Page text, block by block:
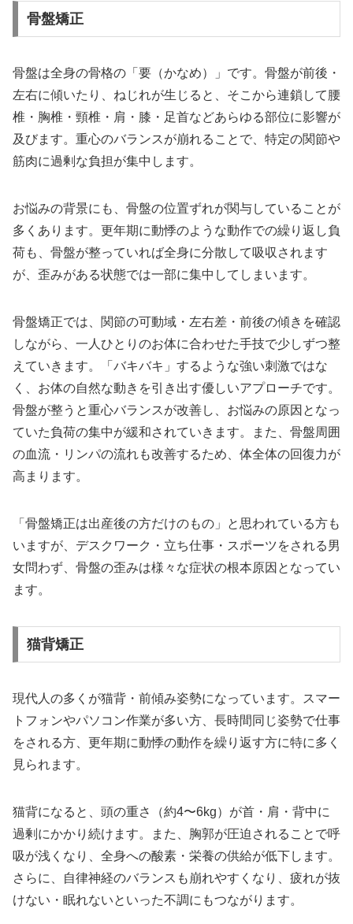
骨盤矯正
骨盤は全身の骨格の「要（かなめ）」です。骨盤が前後・
左右に傾いたり、ねじれが生じると、そこから連鎖して腰
椎・胸椎・頸椎・肩・膝・足首などあらゆる部位に影響が
及びます。重心のバランスが崩れることで、特定の関節や
筋肉に過剰な負担が集中します。
お悩みの背景にも、骨盤の位置ずれが関与していることが
多くあります。更年期に動悸のような動作での繰り返し負
荷も、骨盤が整っていれば全身に分散して吸収されます
が、歪みがある状態では一部に集中してしまいます。
骨盤矯正では、関節の可動域・左右差・前後の傾きを確認
しながら、一人ひとりのお体に合わせた手技で少しずつ整
えていきます。「バキバキ」するような強い刺激ではな
く、お体の自然な動きを引き出す優しいアプローチです。
骨盤が整うと重心バランスが改善し、お悩みの原因となっ
ていた負荷の集中が緩和されていきます。また、骨盤周囲
の血流・リンパの流れも改善するため、体全体の回復力が
高まります。
「骨盤矯正は出産後の方だけのもの」と思われている方も
いますが、デスクワーク・立ち仕事・スポーツをされる男
女問わず、骨盤の歪みは様々な症状の根本原因となってい
ます。
猫背矯正
現代人の多くが猫背・前傾み姿勢になっています。スマー
トフォンやパソコン作業が多い方、長時間同じ姿勢で仕事
をされる方、更年期に動悸の動作を繰り返す方に特に多く
見られます。
猫背になると、頭の重さ（約4〜6kg）が首・肩・背中に
過剰にかかり続けます。また、胸郭が圧迫されることで呼
吸が浅くなり、全身への酸素・栄養の供給が低下します。
さらに、自律神経のバランスも崩れやすくなり、疲れが抜
けない・眠れないといった不調にもつながります。